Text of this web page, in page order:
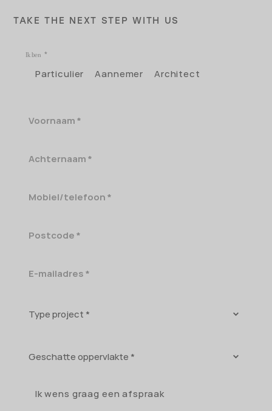
TAKE THE NEXT STEP WITH US
Ik ben
Particulier Aannemer Architect
Voornaam
Achternaam
Mobiel/telefoon
Postcode
E-
Type
project
Geschatte
Ik wens graag een afspraak